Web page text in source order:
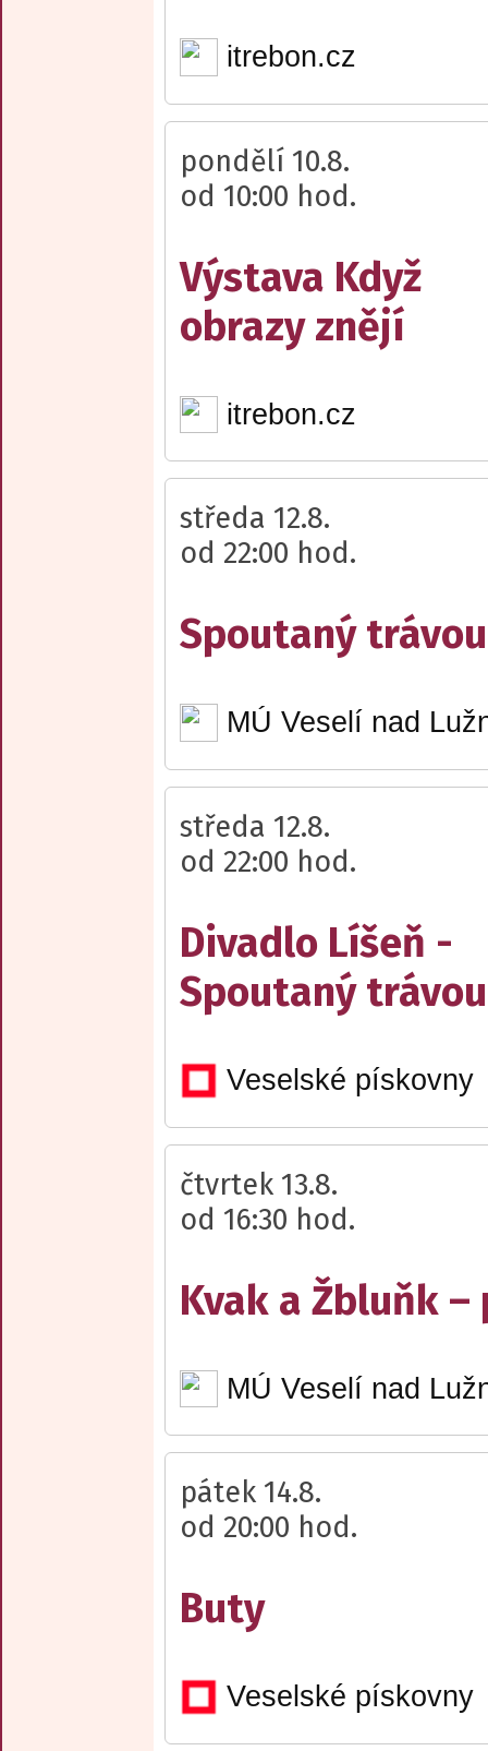
itrebon.cz
pondělí 10.8.
od 10:00 hod.
Výstava Když
obrazy znějí
itrebon.cz
středa 12.8.
od 22:00 hod.
Spoutaný
MÚ Veselí nad
středa 12.8.
od 22:00 hod.
Divadlo Líšeň -
Spoutaný trávou
Veselské pískovny
čtvrtek 13.8.
od 16:30 hod.
Kvak a Žbluňk –
MÚ Veselí nad
pátek 14.8.
od 20:00 hod.
Buty
Veselské pískovny